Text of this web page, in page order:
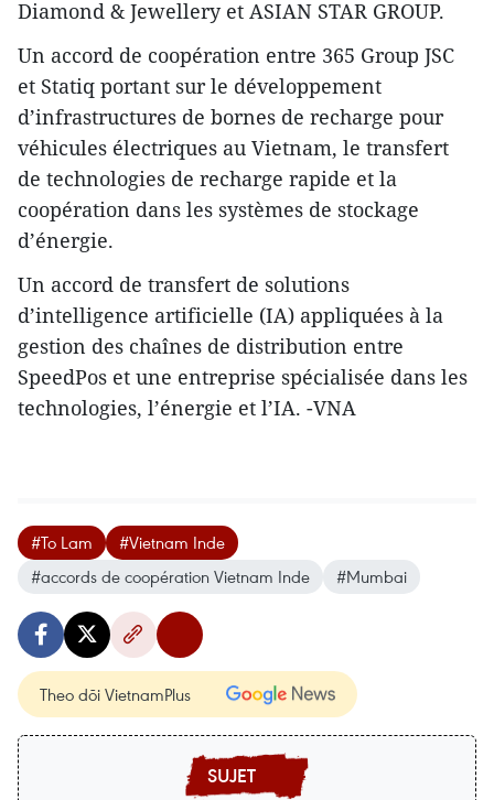
Diamond & Jewellery et ASIAN STAR GROUP.
​Un accord de coopération entre 365 Group JSC
et Statiq portant sur le développement
d’infrastructures de bornes de recharge pour
véhicules électriques au Vietnam, le transfert
de technologies de recharge rapide et la
coopération dans les systèmes de stockage
d’énergie.
​Un accord de transfert de solutions
d’intelligence artificielle (IA) appliquées à la
gestion des chaînes de distribution entre
SpeedPos et une entreprise spécialisée dans les
technologies, l’énergie et l’IA. -VNA
#To Lam
#Vietnam Inde
#accords de coopération Vietnam Inde
#Mumbai
Theo dõi VietnamPlus